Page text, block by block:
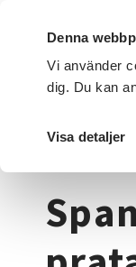
Denna
Vi använder
dig. Du kan
Visa detaljer
DET HÄR GÖR
Startsida /